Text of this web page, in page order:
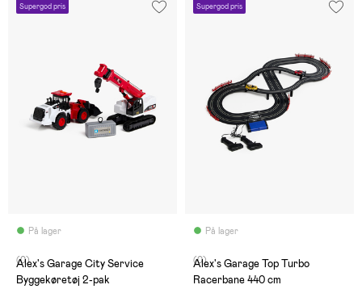
Supergod pris
På lager
(0)
Alex's Garage City Service
Byggekøretøj 2-pak
Supergod pris
På lager
(0)
Alex's Garage Top Turbo
Racerbane 440 cm